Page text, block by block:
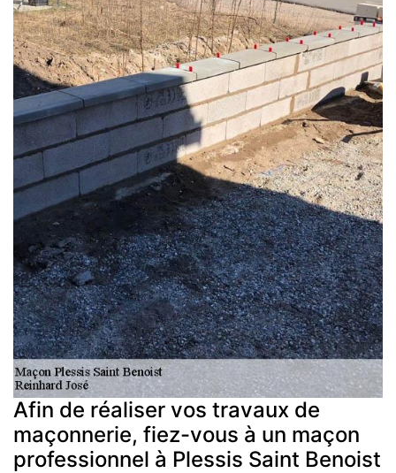
Afin de réaliser vos travaux de
maçonnerie, fiez-vous à un maçon
professionnel à Plessis Saint Benoist